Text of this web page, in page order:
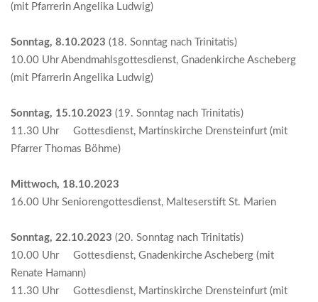
(mit Pfarrerin Angelika Ludwig)
Sonntag, 8.10.2023 (18. Sonntag nach Trinitatis)
10.00 Uhr Abendmahlsgottesdienst, Gnadenkirche Ascheberg
(mit Pfarrerin Angelika Ludwig)
Sonntag, 15.10.2023 (19. Sonntag nach Trinitatis)
11.30 Uhr Gottesdienst, Martinskirche Drensteinfurt (mit
Pfarrer Thomas Böhme)
Mittwoch, 18.10.2023
16.00 Uhr Seniorengottesdienst, Malteserstift St. Marien
Sonntag, 22.10.2023 (20. Sonntag nach Trinitatis)
10.00 Uhr Gottesdienst, Gnadenkirche Ascheberg (mit
Renate Hamann)
11.30 Uhr Gottesdienst, Martinskirche Drensteinfurt (mit